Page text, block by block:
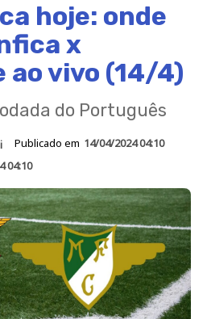
hoje: onde
x
ao vivo (14/4)
do Português
Publicado em 14/04/2024 04:10
04:10